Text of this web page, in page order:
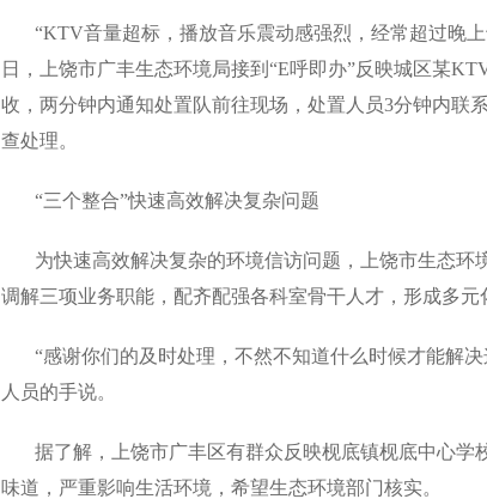
“KTV音量超标，播放音乐震动感强烈，经常超过晚上
日，上饶市广丰生态环境局接到“E呼即办”反映城区某
收，两分钟内通知处置队前往现场，处置人员3分钟内联
查处理。
“三个整合”快速高效解决复杂问题
为快速高效解决复杂的环境信访问题，上饶市生态环
调解三项业务职能，配齐配强各科室骨干人才，形成多元
“感谢你们的及时处理，不然不知道什么时候才能解决
人员的手说。
据了解，上饶市广丰区有群众反映枧底镇枧底中心学
味道，严重影响生活环境，希望生态环境部门核实。